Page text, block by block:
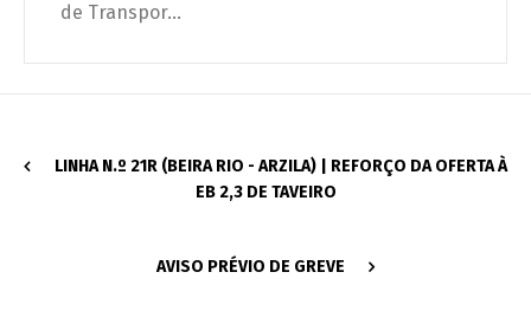
de Transpor...
LINHA N.º 21R (BEIRA RIO - ARZILA) | REFORÇO DA OFERTA À
EB 2,3 DE TAVEIRO
AVISO PRÉVIO DE GREVE